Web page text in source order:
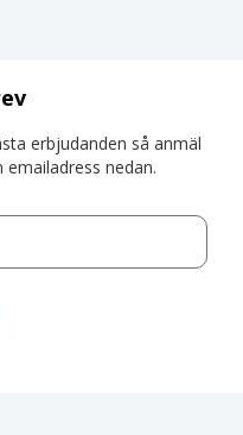
erbjudanden så anmäl
emailadress nedan.